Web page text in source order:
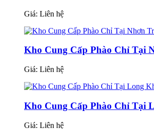
Giá: Liên hệ
Kho Cung Cấp Phào Chỉ Tại
Giá: Liên hệ
Kho Cung Cấp Phào Chỉ Tại
Giá: Liên hệ